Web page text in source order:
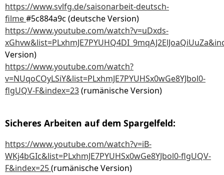
https://www.svlfg.de/saisonarbeit-deutsch-
filme#5c884a9c (deutsche Version)
https://www.youtube.com/watch?v=uDxds-
Version)
https://www.youtube.com/watch?
v=NUqoCOyLSiY&list=PLxhmJE7PYUHSx0wGe8YJbol0-
flgUQV-F&index=23(rumänische Version)
Sicheres Arbeiten auf dem Spargelfeld:
https://www.youtube.com/watch?v=iB-
WKj4bGIc&list=PLxhmJE7PYUHSx0wGe8YJbol0-flgUQV-
F&index=25(rumänische Version)